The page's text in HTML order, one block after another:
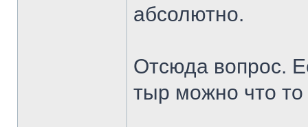
абсолютно.
Отсюда вопрос.
тыр можно что